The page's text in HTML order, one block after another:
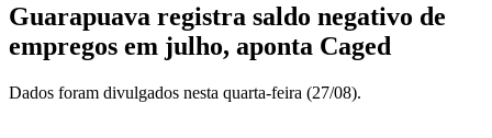
Guarapuava registra saldo negativo de
empregos em julho, aponta Caged
Dados foram divulgados nesta quarta-feira (27/08).